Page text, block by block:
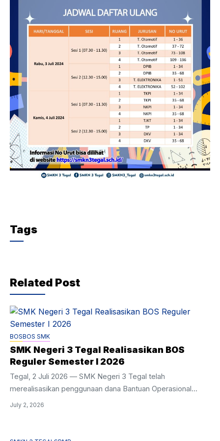
Tags
Related Post
BOSBOS SMK
SMK Negeri 3 Tegal Realisasikan BOS
Reguler Semester I 2026
Tegal, 2 Juli 2026 — SMK Negeri 3 Tegal telah
merealisasikan penggunaan dana Bantuan Operasional
Satuan Pendidikan (BOSP) Reguler sebesar Rp835.178.634
Penggunaan Dana BOSP yang ditandatangani oleh Kepala
July 2, 2026